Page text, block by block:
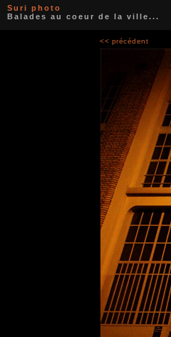
Suri photo
Balades au coeur de la ville...
<< précédent